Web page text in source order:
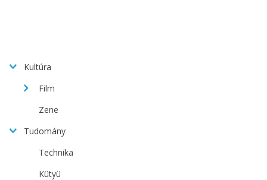
Kultúra
Film
Zene
Tudomány
Technika
Kütyü